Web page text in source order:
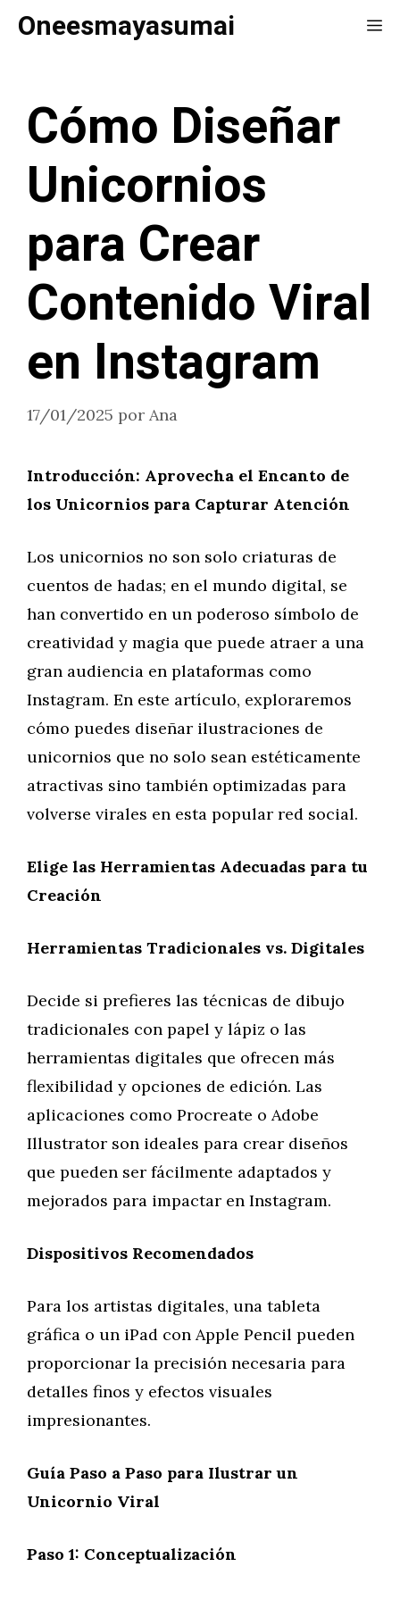
SaltarOneesmayasumai
Cómo Diseñar
Unicornios
para Crear
Contenido Viral
en Instagram
17/01/2025 por Ana
Introducción: Aprovecha el Encanto de
los Unicornios para Capturar Atención
Los unicornios no son solo criaturas de
cuentos de hadas; en el mundo digital, se
han convertido en un poderoso símbolo de
creatividad y magia que puede atraer a una
gran audiencia en plataformas como
Instagram. En este artículo, exploraremos
cómo puedes diseñar ilustraciones de
unicornios que no solo sean estéticamente
atractivas sino también optimizadas para
volverse virales en esta popular red social.
Elige las Herramientas Adecuadas para tu
Creación
Herramientas Tradicionales vs. Digitales
Decide si prefieres las técnicas de dibujo
tradicionales con papel y lápiz o las
herramientas digitales que ofrecen más
flexibilidad y opciones de edición. Las
aplicaciones como Procreate o Adobe
Illustrator son ideales para crear diseños
que pueden ser fácilmente adaptados y
mejorados para impactar en Instagram.
Dispositivos Recomendados
Para los artistas digitales, una tableta
gráfica o un iPad con Apple Pencil pueden
proporcionar la precisión necesaria para
detalles finos y efectos visuales
impresionantes.
Guía Paso a Paso para Ilustrar un
Unicornio Viral
Paso 1: Conceptualización